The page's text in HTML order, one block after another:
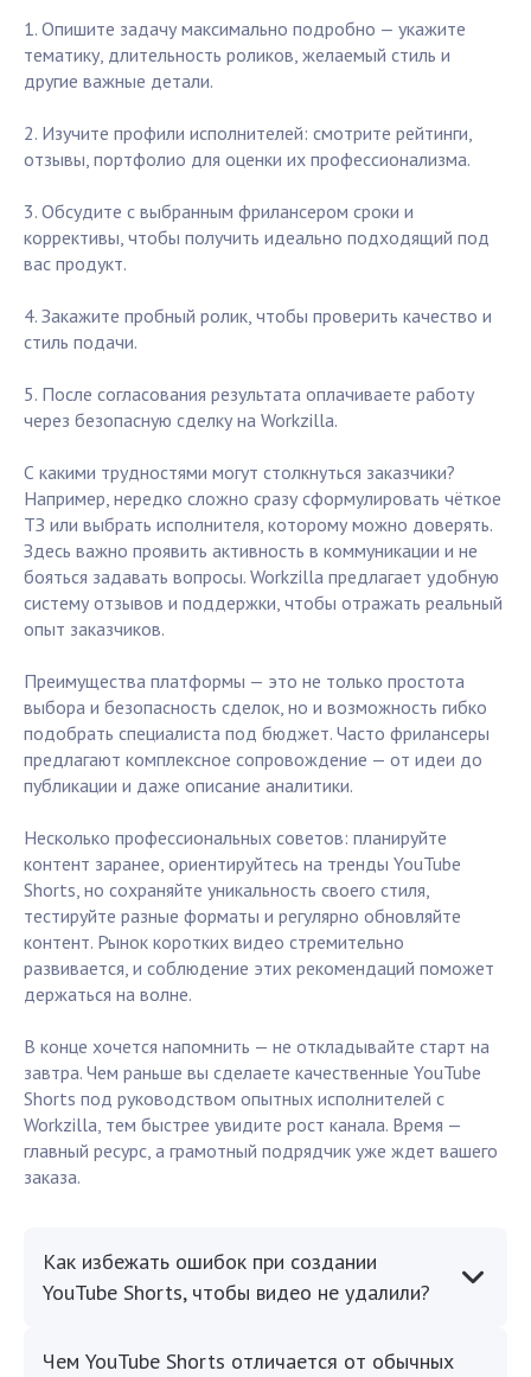
1. Опишите задачу максимально подробно — укажите
тематику, длительность роликов, желаемый стиль и
другие важные детали.
2. Изучите профили исполнителей: смотрите рейтинги,
отзывы, портфолио для оценки их профессионализма.
3. Обсудите с выбранным фрилансером сроки и
коррективы, чтобы получить идеально подходящий под
вас продукт.
4. Закажите пробный ролик, чтобы проверить качество и
стиль подачи.
5. После согласования результата оплачиваете работу
через безопасную сделку на Workzilla.
С какими трудностями могут столкнуться заказчики?
Например, нередко сложно сразу сформулировать чёткое
ТЗ или выбрать исполнителя, которому можно доверять.
Здесь важно проявить активность в коммуникации и не
бояться задавать вопросы. Workzilla предлагает удобную
систему отзывов и поддержки, чтобы отражать реальный
опыт заказчиков.
Преимущества платформы — это не только простота
выбора и безопасность сделок, но и возможность гибко
подобрать специалиста под бюджет. Часто фрилансеры
предлагают комплексное сопровождение — от идеи до
публикации и даже описание аналитики.
Несколько профессиональных советов: планируйте
контент заранее, ориентируйтесь на тренды YouTube
Shorts, но сохраняйте уникальность своего стиля,
тестируйте разные форматы и регулярно обновляйте
контент. Рынок коротких видео стремительно
развивается, и соблюдение этих рекомендаций поможет
держаться на волне.
В конце хочется напомнить — не откладывайте старт на
завтра. Чем раньше вы сделаете качественные YouTube
Shorts под руководством опытных исполнителей с
Workzilla, тем быстрее увидите рост канала. Время —
главный ресурс, а грамотный подрядчик уже ждет вашего
заказа.
Как избежать ошибок при создании
YouTube Shorts, чтобы видео не удалили?
Чем YouTube Shorts отличается от обычных